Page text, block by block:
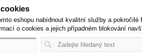
Pracovní dny od 9 do 17
eshopu nabídnout kvalitní služby a
o cookies a jejich případném blokování